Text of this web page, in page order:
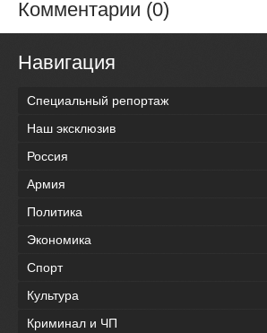
Комментарии (0)
Навигация
Специальный репортаж
Наш эксклюзив
Россия
Армия
Политика
Экономика
Спорт
Культура
Криминал и ЧП